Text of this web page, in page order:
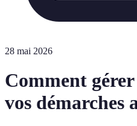
28 mai 2026
Comment
vos démarches